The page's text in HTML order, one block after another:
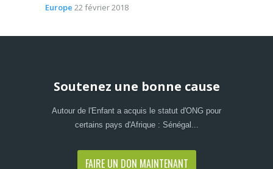
Europe 22 février 2018
Soutenez une bonne cause
Autour de l'Enfant a acquis le statut d'ONG pour
certains pays d'Afrique : Sénégal...
FAIRE UN DON MAINTENANT